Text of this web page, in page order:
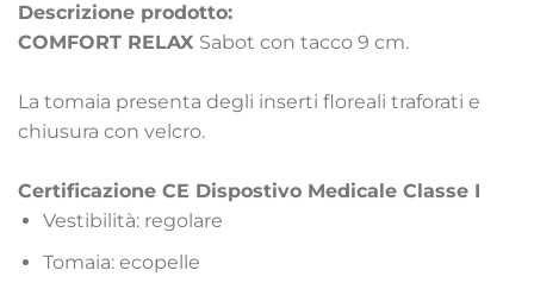
Descrizione prodotto:
COMFORT RELAX Sabot con tacco 9 cm.
La tomaia presenta degli inserti floreali traforati e
chiusura con velcro.
Certificazione CE Dispostivo Medicale Classe I
Vestibilità: regolare
Tomaia: ecopelle